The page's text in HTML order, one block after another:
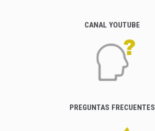
CANAL YOUTUBE
PREGUNTAS FRECUENTES